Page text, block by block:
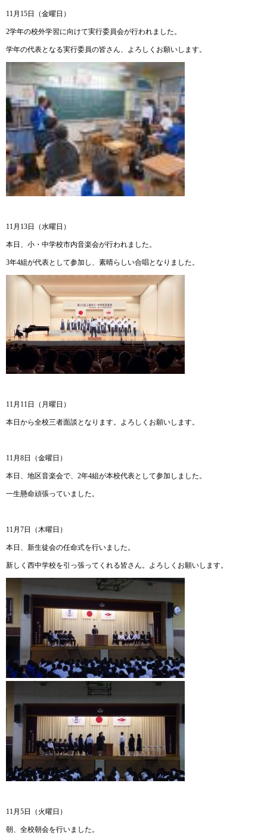
11月15日（金曜日）
2学年の校外学習に向けて実行委員会が行われました。
学年の代表となる実行委員の皆さん、よろしくお願いします。
11月13日（水曜日）
本日、小・中学校市内音楽会が行われました。
3年4組が代表として参加し、素晴らしい合唱となりました。
11月11日（月曜日）
本日から全校三者面談となります。よろしくお願いします。
11月8日（金曜日）
本日、地区音楽会で、2年4組が本校代表として参加しました。
一生懸命頑張っていました。
11月7日（木曜日）
本日、新生徒会の任命式を行いました。
新しく西中学校を引っ張ってくれる皆さん。よろしくお願いします。
11月5日（火曜日）
朝、全校朝会を行いました。